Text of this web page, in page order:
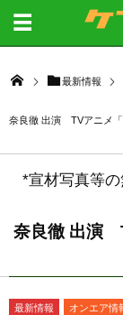
最新情報
奈良徹 出演 TVアニメ「
*宣材写真等の
奈良徹 出演
最新情報 オンエア情